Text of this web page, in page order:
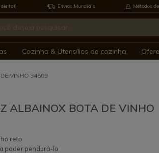
Envios Mundiais Métodos
Cozinha & Utensílios de cozinha
VINHO 34509
ALBAINOX BOTA DE VINHO
reto
poder pendurá-lo